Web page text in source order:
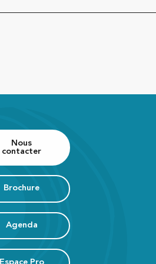
Nous
contacter
Brochure
Agenda